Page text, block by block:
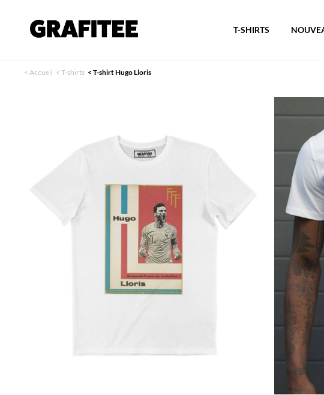
T-SHIRTS
< Accueil < T-shirts < T-shirt Hugo Lloris